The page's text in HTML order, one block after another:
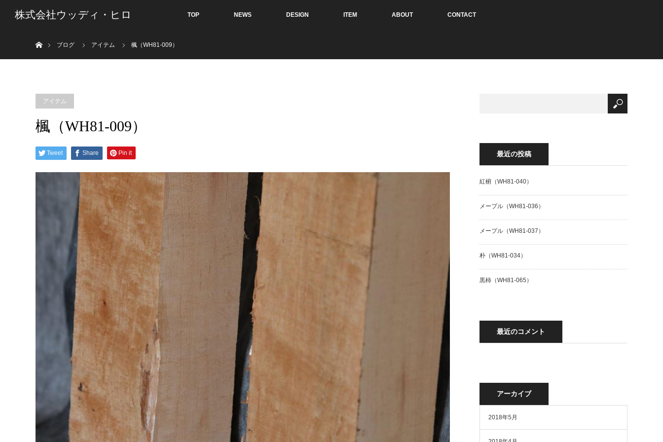
株式会社ウッディ・ヒロ TOP NEWS DESIGN ITEM ABOUT CONTACT
ブログ
アイテム 楓（WH81-009）
アイテム
楓（WH81-009）
Tweet Share Pin it 最近の投稿
紅椨（WH81-040）
メープル（WH81-036）
メープル（WH81-037）
朴（WH81-034）
黒柿（WH81-065）
最近のコメント
アーカイブ
2018年5月